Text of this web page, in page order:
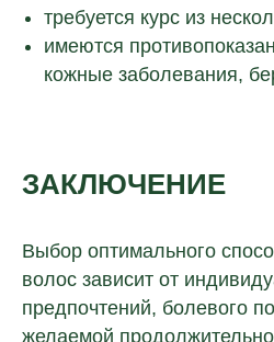
требуется курс из
имеются
кожные заболевания,
ЗАКЛЮЧЕНИЕ
Выбор оптимального
волос зависит от
предпочтений, болевого
желаемой